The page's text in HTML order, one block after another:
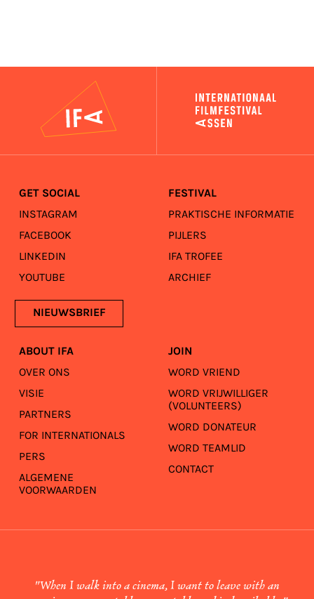
GET SOCIAL
INSTAGRAM
FACEBOOK
LINKEDIN
YOUTUBE
NIEUWSBRIEF
FESTIVAL
PRAKTISCHE INFORMATIE
PIJLERS
IFA TROFEE
ARCHIEF
ABOUT IFA
OVER ONS
VISIE
PARTNERS
FOR INTERNATIONALS
PERS
ALGEMENE
VOORWAARDEN
JOIN
WORD VRIEND
WORD VRIJWILLIGER
(VOLUNTEERS)
WORD DONATEUR
WORD TEAMLID
CONTACT
"When I walk into a cinema, I want to leave with an